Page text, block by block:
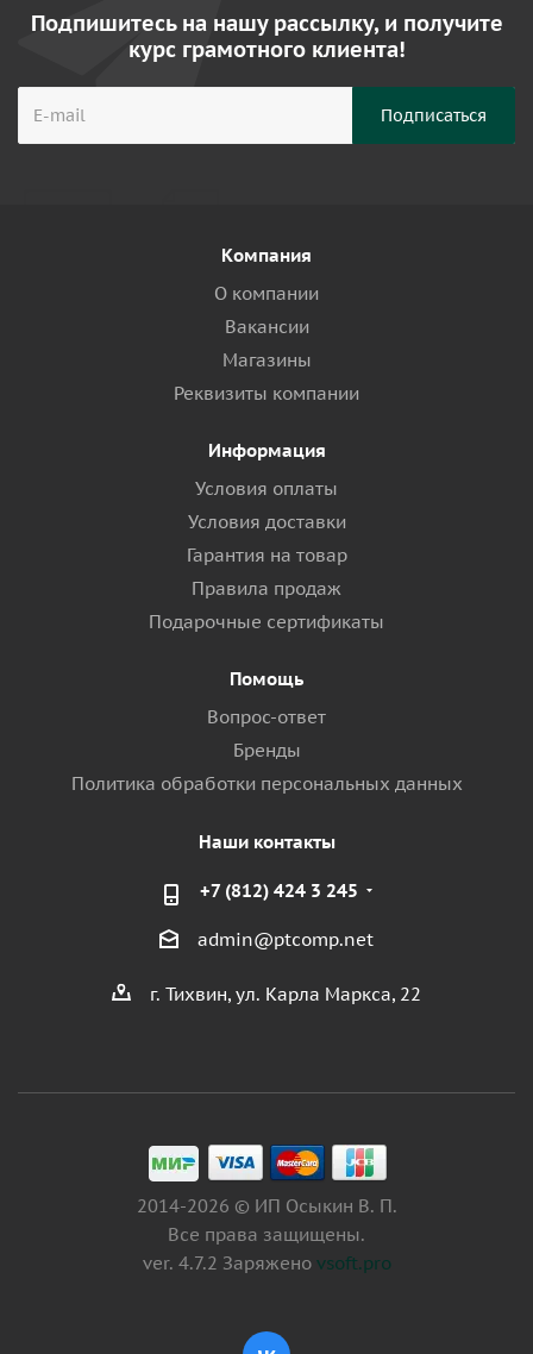
Подпишитесь на нашу рассылку, и получите
курс грамотного клиента!
Компания
О компании
Вакансии
Магазины
Реквизиты компании
Информация
Условия оплаты
Условия доставки
Гарантия на товар
Правила продаж
Подарочные сертификаты
Помощь
Вопрос-ответ
Бренды
Политика обработки персональных данных
Наши контакты
+7 (812) 424 3 245
admin@ptcomp.net
г. Тихвин, ул. Карла Маркса, 22
2014-2026 © ИП Осыкин В. П.
Все права защищены.
ver. 4.7.2 Заряжено vsoft.pro